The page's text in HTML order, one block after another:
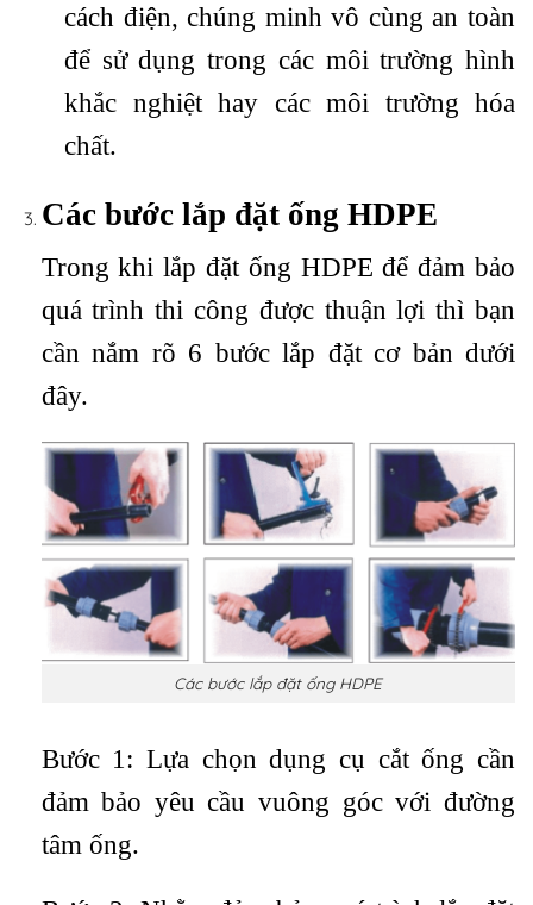
cách điện, chúng minh vô cùng an toàn
để sử dụng trong các môi trường hình
khắc nghiệt hay các môi trường hóa
chất.
Các bước lắp đặt ống HDPE
Trong khi lắp đặt ống HDPE để đảm bảo
quá trình thi công được thuận lợi thì bạn
cần nắm rõ 6 bước lắp đặt cơ bản dưới
đây.
Các bước lắp đặt ống HDPE
Bước 1: Lựa chọn dụng cụ cắt ống cần
đảm bảo yêu cầu vuông góc với đường
tâm ống.